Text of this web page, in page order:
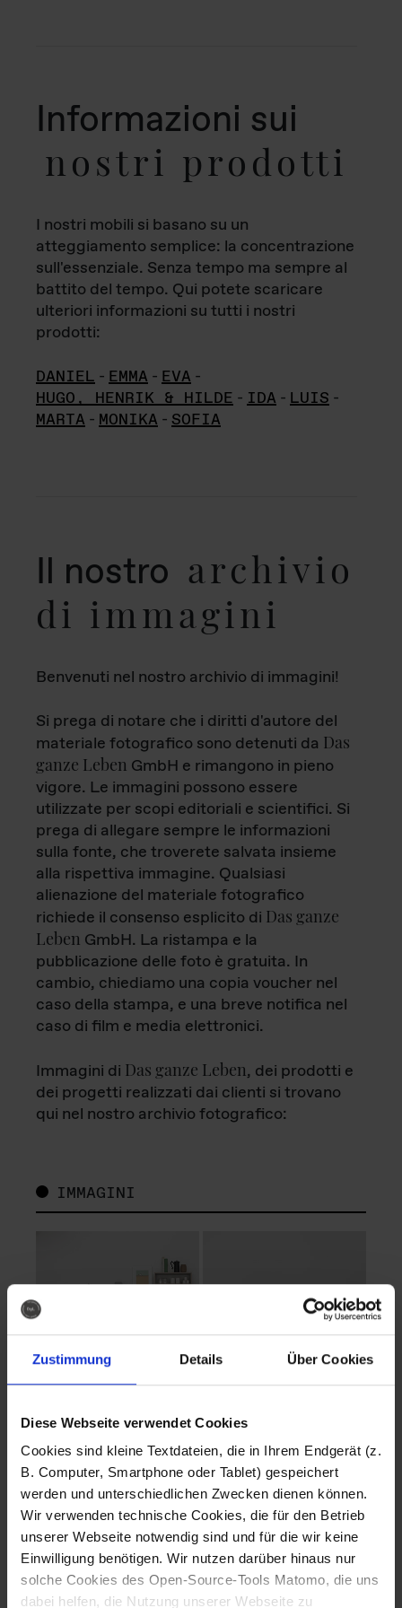
Zustimmung Details Über Cookies
Diese Webseite verwendet Cookies
Cookies sind kleine Textdateien, die in Ihrem Endgerät (z.
B. Computer, Smartphone oder Tablet) gespeichert
werden und unterschiedlichen Zwecken dienen können.
Wir verwenden technische Cookies, die für den Betrieb
unserer Webseite notwendig sind und für die wir keine
Einwilligung benötigen. Wir nutzen darüber hinaus nur
solche Cookies des Open-Source-Tools Matomo, die uns
dabei helfen, die Nutzung unserer Webseite zu
Informazioni sui
nostri prodotti
I nostri mobili si basano su un
atteggiamento semplice: la concentrazione
sull'essenziale. Senza tempo ma sempre al
battito del tempo. Qui potete scaricare
ulteriori informazioni su tutti i nostri
prodotti:
DANIEL - EMMA - EVA -
HUGO, HENRIK & HILDE - IDA - LUIS -
MARTA - MONIKA - SOFIA
Il nostro archivio
di immagini
Benvenuti nel nostro archivio di immagini!
Si prega di notare che i diritti d'autore del
materiale fotografico sono detenuti da Das
ganze Leben GmbH e rimangono in pieno
vigore. Le immagini possono essere
utilizzate per scopi editoriali e scientifici. Si
prega di allegare sempre le informazioni
sulla fonte, che troverete salvata insieme
alla rispettiva immagine. Qualsiasi
alienazione del materiale fotografico
richiede il consenso esplicito di Das ganze
Leben GmbH. La ristampa e la
pubblicazione delle foto è gratuita. In
cambio, chiediamo una copia voucher nel
caso della stampa, e una breve notifica nel
caso di film e media elettronici.
Immagini di Das ganze Leben, dei prodotti e
dei progetti realizzati dai clienti si trovano
qui nel nostro archivio fotografico:
IMMAGINI
Fotografo: Lorenz
Sternbach
Download
Fotografo: Lorenz
Sternbach
Download